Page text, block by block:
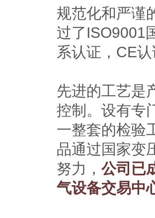
规范化和严谨
过了ISO9001
系认证，CE
先进的工艺是
控制。设有专
一整套的检验
品通过国家变
努力， 公司已
气设备交易中